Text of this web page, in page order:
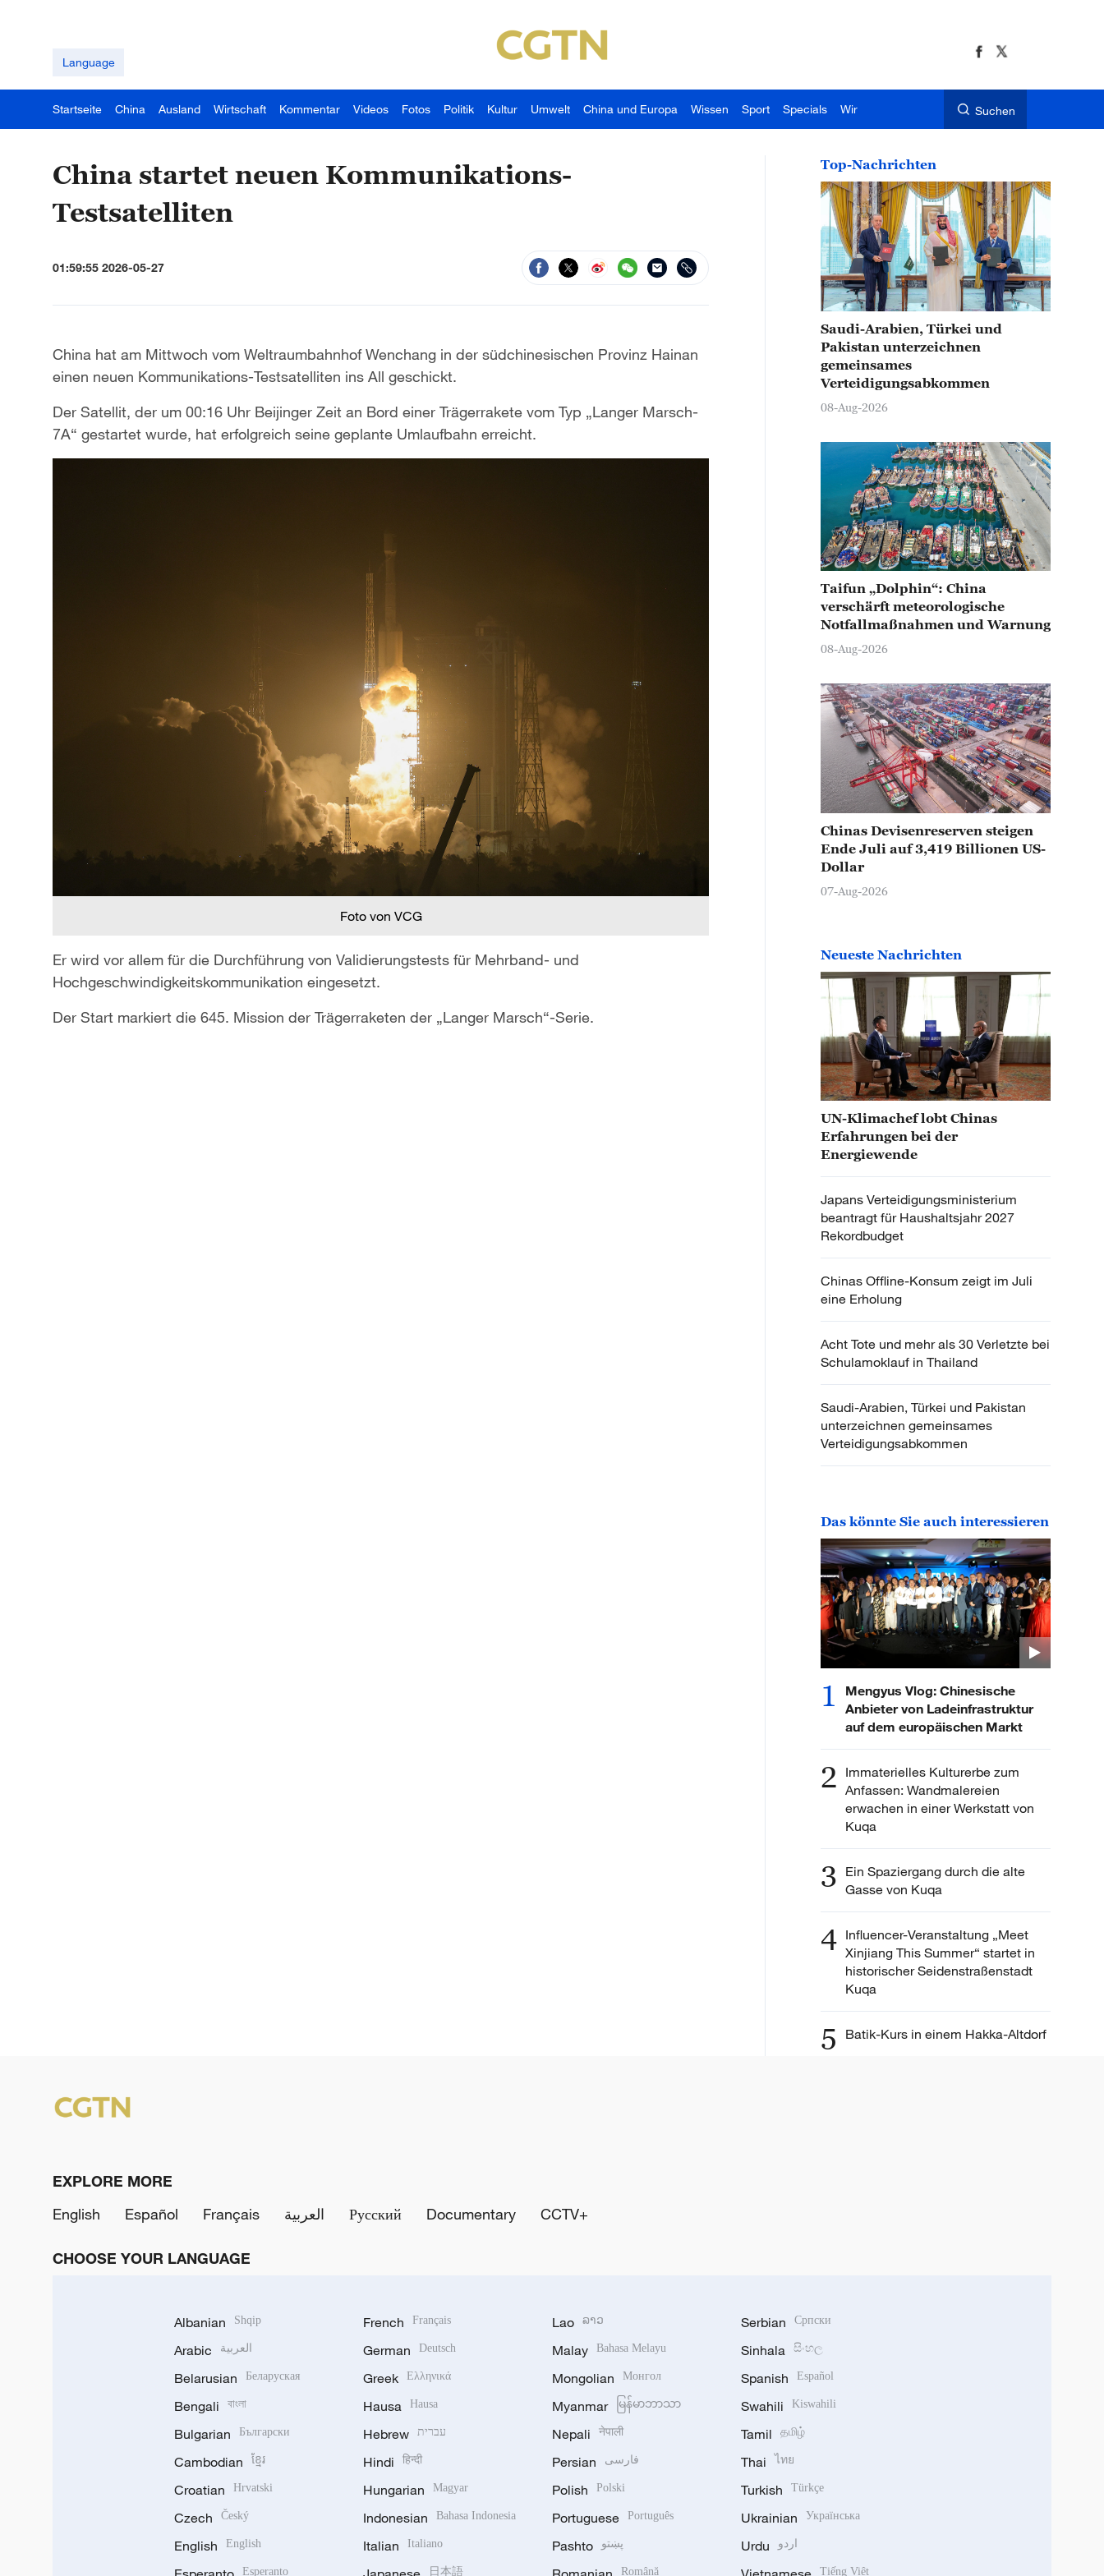
Language
Startseite China Ausland Wirtschaft Kommentar Videos Fotos Politik Kultur Umwelt China und Europa Wissen Sport Specials Wir Suchen
China startet neuen Kommunikations-
Testsatelliten
01:59:55 2026-05-27
China hat am Mittwoch vom Weltraumbahnhof Wenchang in der südchinesischen Provinz Hainan
einen neuen Kommunikations-Testsatelliten ins All geschickt.
Der Satellit, der um 00:16 Uhr Beijinger Zeit an Bord einer Trägerrakete vom Typ „Langer Marsch-
7A“ gestartet wurde, hat erfolgreich seine geplante Umlaufbahn erreicht.
Foto von VCG
Er wird vor allem für die Durchführung von Validierungstests für Mehrband- und
Hochgeschwindigkeitskommunikation eingesetzt.
Der Start markiert die 645. Mission der Trägerraketen der „Langer Marsch“-Serie.
Top-Nachrichten
Saudi-Arabien, Türkei und
Pakistan unterzeichnen
gemeinsames
Verteidigungsabkommen
08-Aug-2026
Taifun „Dolphin“: China
verschärft meteorologische
Notfallmaßnahmen und Warnung
08-Aug-2026
Chinas Devisenreserven steigen
Ende Juli auf 3,419 Billionen US-
Dollar
07-Aug-2026
Neueste Nachrichten
UN-Klimachef lobt Chinas
Erfahrungen bei der
Energiewende
Japans Verteidigungsministerium
beantragt für Haushaltsjahr 2027
Rekordbudget
Chinas Offline-Konsum zeigt im Juli
eine Erholung
Acht Tote und mehr als 30 Verletzte bei
Schulamoklauf in Thailand
Saudi-Arabien, Türkei und Pakistan
unterzeichnen gemeinsames
Verteidigungsabkommen
Das könnte Sie auch interessieren
1
Mengyus Vlog: Chinesische
Anbieter von Ladeinfrastruktur
auf dem europäischen Markt
2 Immaterielles Kulturerbe zum
Anfassen: Wandmalereien
erwachen in einer Werkstatt von
Kuqa
3 Ein Spaziergang durch die alte
Gasse von Kuqa
4 Influencer-Veranstaltung „Meet
Xinjiang This Summer“ startet in
historischer Seidenstraßenstadt
Kuqa
5 Batik-Kurs in einem Hakka-Altdorf
EXPLORE MORE
English
Español Français العربية Русский Documentary CCTV+
CHOOSE YOUR LANGUAGE
Albanian Shqip
Arabic العربية
Belarusian Беларуская
Bengali বাংলা
Bulgarian Български
Cambodian ខ្មែរ
Croatian Hrvatski
Czech Český
English English
Esperanto
French Français
German Deutsch
Greek Ελληνικά
Hausa Hausa
Hebrew עברית
Hindi हिन्दी
Hungarian Magyar
Indonesian Bahasa Indonesia
Italian Italiano
日本語
Lao ລາວ
Malay Bahasa Melayu
Mongolian Монгол
Myanmar မြန်မာဘာသာ
Nepali नेपाली
Persian فارسی
Polish Polski
Portuguese Português
Pashto پښتو
Română
Serbian Српски
Sinhala සිංහල
Spanish Español
Swahili Kiswahili
Tamil தமிழ்
Thai ไทย
Turkish Türkçe
Ukrainian Українська
Urdu اردو
Tiếng Việt